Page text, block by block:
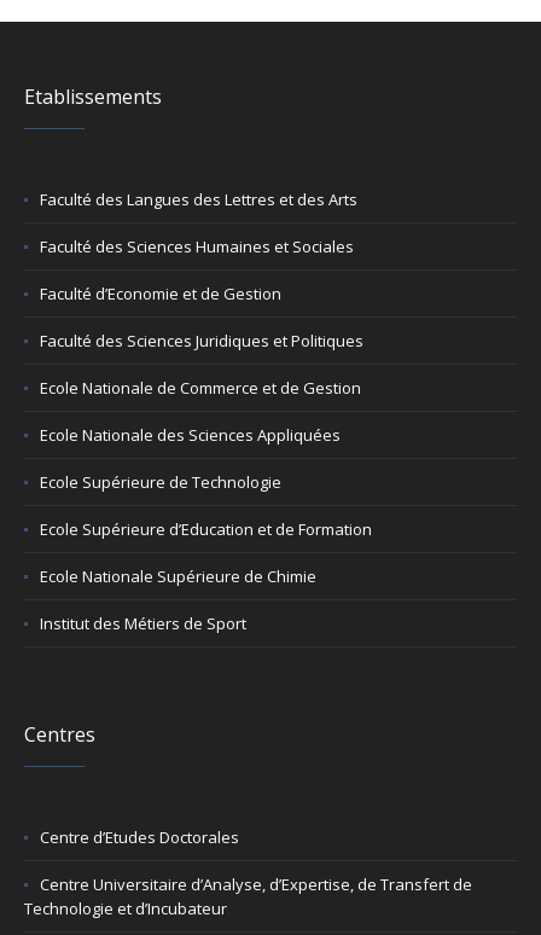
Etablissements
Faculté des Langues des Lettres et des Arts
Faculté des Sciences Humaines et Sociales
Faculté d’Economie et de Gestion
Faculté des Sciences Juridiques et Politiques
Ecole Nationale de Commerce et de Gestion
Ecole Nationale des Sciences Appliquées
Ecole Supérieure de Technologie
Ecole Supérieure d’Education et de Formation
Ecole Nationale Supérieure de Chimie
Institut des Métiers de Sport
Centres
Centre d’Etudes Doctorales
Centre Universitaire d’Analyse, d’Expertise, de Transfert de
Technologie et d’Incubateur